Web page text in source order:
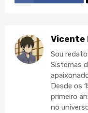
Vicente
Sou
Sistemas
Desde os
primeiro
no